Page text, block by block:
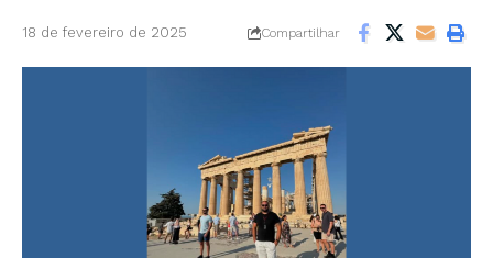
18 de fevereiro de 2025 Compartilhar